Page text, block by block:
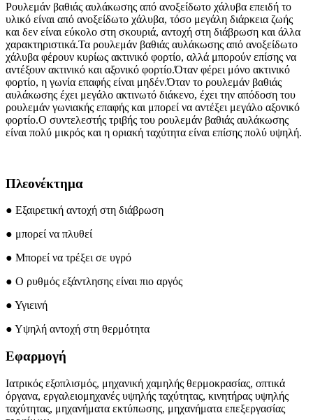
Ρουλεμάν βαθιάς αυλάκωσης από ανοξείδωτο χάλυβα επειδή το
υλικό είναι από ανοξείδωτο χάλυβα, τόσο μεγάλη διάρκεια ζωής
και δεν είναι εύκολο στη σκουριά, αντοχή στη διάβρωση και άλλα
χαρακτηριστικά.Τα ρουλεμάν βαθιάς αυλάκωσης από ανοξείδωτο
χάλυβα φέρουν κυρίως ακτινικό φορτίο, αλλά μπορούν επίσης να
αντέξουν ακτινικό και αξονικό φορτίο.Όταν φέρει μόνο ακτινικό
φορτίο, η γωνία επαφής είναι μηδέν.Όταν το ρουλεμάν βαθιάς
αυλάκωσης έχει μεγάλο ακτινωτό διάκενο, έχει την απόδοση του
ρουλεμάν γωνιακής επαφής και μπορεί να αντέξει μεγάλο αξονικό
φορτίο.Ο συντελεστής τριβής του ρουλεμάν βαθιάς αυλάκωσης
είναι πολύ μικρός και η οριακή ταχύτητα είναι επίσης πολύ υψηλή.
Πλεονέκτημα
● Εξαιρετική αντοχή στη διάβρωση
● μπορεί να πλυθεί
● Μπορεί να τρέξει σε υγρό
● Ο ρυθμός εξάντλησης είναι πιο αργός
● Υγιεινή
● Υψηλή αντοχή στη θερμότητα
Εφαρμογή
Ιατρικός εξοπλισμός, μηχανική χαμηλής θερμοκρασίας, οπτικά
όργανα, εργαλειομηχανές υψηλής ταχύτητας, κινητήρας υψηλής
ταχύτητας, μηχανήματα εκτύπωσης, μηχανήματα επεξεργασίας